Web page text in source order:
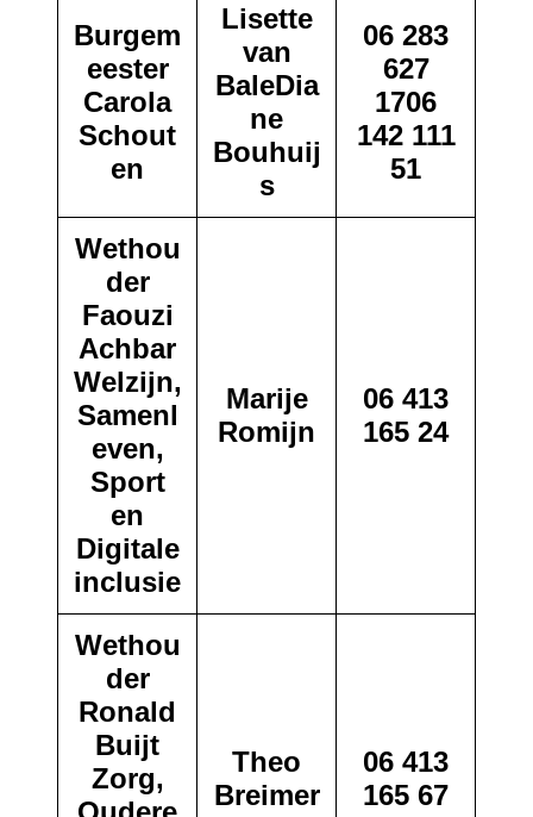
Burgem
eester
Carola
Schout
en
Lisette
van
BaleDia
ne
Bouhuij
s
06 283
627
1706
142 111
51
Wethou
der
Faouzi
Achbar
Welzijn,
Samenl
even,
Sport
en
Digitale
inclusie
Marije
Romijn
06 413
165 24
Wethou
der
Ronald
Buijt
Zorg,
Theo
Breimer
06 413
165 67